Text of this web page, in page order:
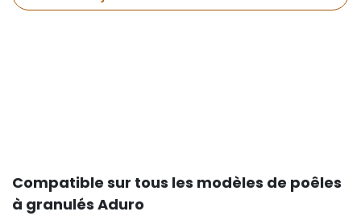
Compatible sur tous les modèles de poêles
à granulés Aduro